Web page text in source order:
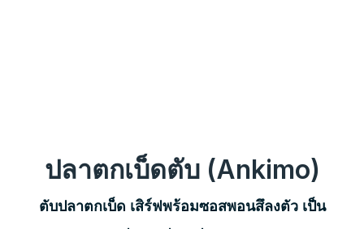
ปลาตกเบ็ดตับ (Ankimo)
ตับปลาตกเบ็ด เสิร์ฟพร้อมซอสพอนสึลงตัว เป็น